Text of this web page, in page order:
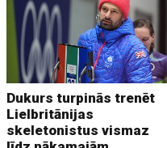
Dukurs turpinās trenēt
Lielbritānijas
skeletonistus vismaz